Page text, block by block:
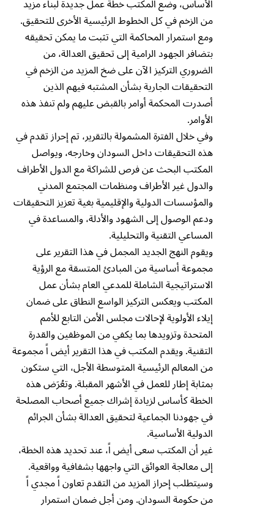
الأساس، وضع المكتب خطة عمل جديدة لبناء مزيد
من الزخم في كل الخطوط الرئيسية الأخرى للتحقيق.
ومع استمرار المحاكمة التي تثبت ما يمكن تحقيقه
بتضافر الجهود الرامية إلى تحقيق العدالة، من
الضروري التركيز الآن على ضخ المزيد من الزخم في
التحقيقات الجارية بشأن المشتبه فيهم الذين
أصدرت المحكمة أوامر بالقبض عليهم ولم تنفذ هذه
الأوامر.
وفي خلال الفترة المشمولة بالتقرير، تم إحراز تقدم في
هذه التحقيقات داخل السودان وخارجه، ويواصل
المكتب البحث عن فرص للشراكة مع الدول الأطراف
والدول غير الأطراف ومنظمات المجتمع المدني
والمؤسسات الدولية والإقليمية بغية تعزيز التحقيقات
ودعم الوصول إلى الشهود والأدلة، والمساعدة في
المساعي التقنية والتحليلية.
ويقوم النهج الجديد المجمل في هذا التقرير على
مجموعة أساسية من المبادئ المتسقة مع الرؤية
الاستراتيجية الشاملة للمدعي العام بشأن عمل
المكتب ويعكس التركيز الواسع النطاق على ضمان
إيلاء الأولوية لإحالات مجلس الأمن التابع للأمم
المتحدة وتزويدها بما يكفي من الموظفين والقدرة
التقنية. ويقدم المكتب في هذا التقرير أيض اً مجموعة
من المعالم الرئيسية المتوسطة الأجل، التي ستكون
بمثابة إطار للعمل في الأشهر المقبلة. وتعُرَض هذه
الخطة كأساس لزيادة إشراك جميع أصحاب المصلحة
في جهودنا الجماعية لتحقيق العدالة بشأن الجرائم
الدولية الأساسية.
غير أن المكتب سعى أيض اً، عند تحديد هذه الخطة،
إلى معالجة العوائق التي واجهها بشفافية وواقعية.
وسيتطلب إحراز المزيد من التقدم تعاون اً مجدي اً
من حكومة السودان. ومن أجل ضمان استمرار